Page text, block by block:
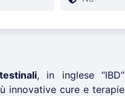
, in inglese “IBD”
innovative cure e terapie